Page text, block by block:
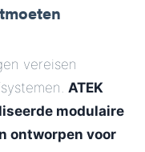
vereisen
ATEK
modulaire
ontworpen voor